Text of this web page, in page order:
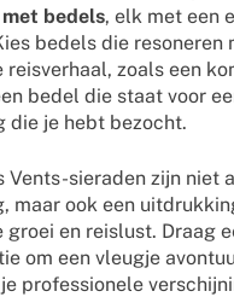
bedels, elk met een
bedels die resoneren
reisverhaal, zoals een
bedel die staat voor
die je hebt bezocht.
Vents-sieraden zijn niet
maar ook een
groei en reislust. Draag
om een vleugje
professionele